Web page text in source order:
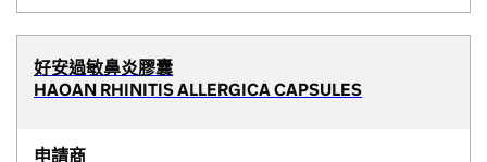
好安過敏鼻炎膠囊
HAOAN RHINITIS ALLERGICA CAPSULES
申請商